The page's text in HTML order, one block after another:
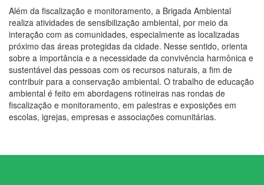
Além da fiscalização e monitoramento, a Brigada Ambiental
realiza atividades de sensibilização ambiental, por meio da
interação com as comunidades, especialmente as localizadas
próximo das áreas protegidas da cidade. Nesse sentido, orienta
sobre a importância e a necessidade da convivência harmônica e
sustentável das pessoas com os recursos naturais, a fim de
contribuir para a conservação ambiental. O trabalho de educação
ambiental é feito em abordagens rotineiras nas rondas de
fiscalização e monitoramento, em palestras e exposições em
escolas, igrejas, empresas e associações comunitárias.